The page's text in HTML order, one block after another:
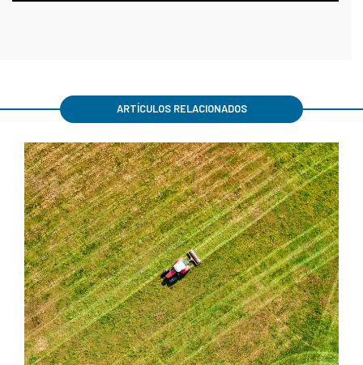
ARTÍCULOS RELACIONADOS